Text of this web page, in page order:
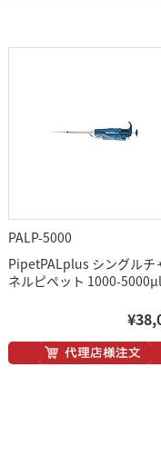
PALP-5000
PipetPALplus シングルチ
ネルピペット 1000-5000μl